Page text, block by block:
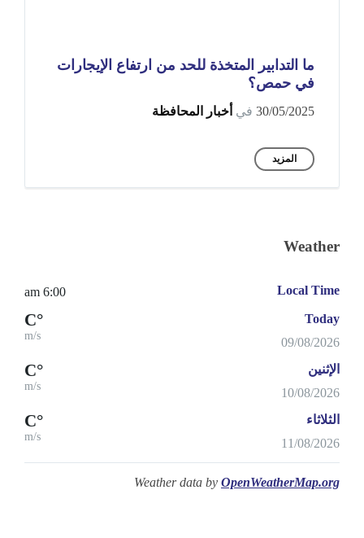
ما التدابير المتخذة للحد من ارتفاع الإيجارات
في حمص؟
30/05/2025 في أخبار المحافظة
المزيد
Weather
Local Time
6:00 am
Today
09/08/2026
°C
m/s
الإثنين
10/08/2026
°C
m/s
الثلاثاء
11/08/2026
°C
m/s
Weather data by OpenWeatherMap.org